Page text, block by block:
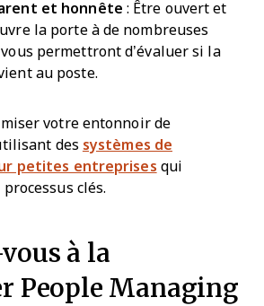
et honnête : Être ouvert et
la porte à de nombreuses
permettront d’évaluer si la
au poste.
votre entonnoir de
des systèmes de
petites entreprises qui
clés.
à la
People Managing